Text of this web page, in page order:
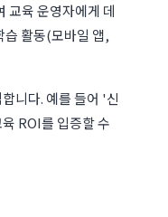
교육 운영자에게 데
활동(모바일 앱,
니다. 예를 들어 '신
ROI를 입증할 수